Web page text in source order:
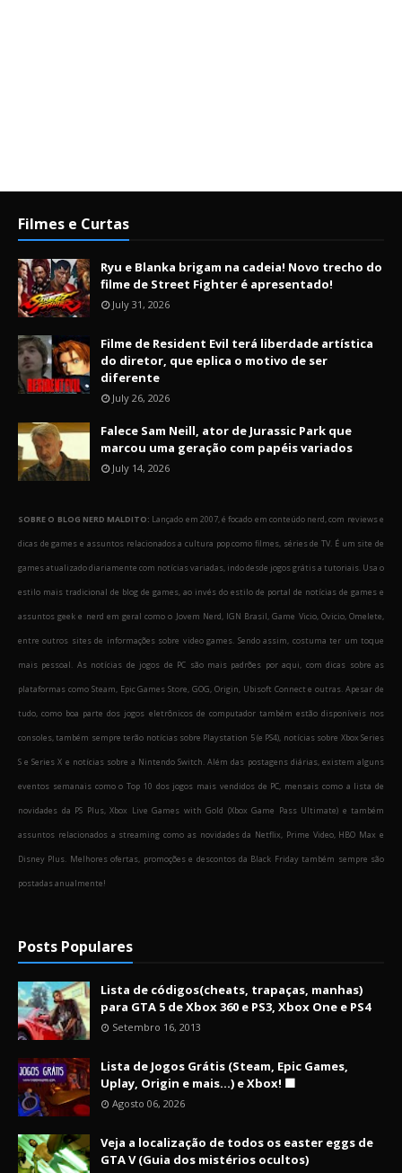
Filmes e Curtas
Ryu e Blanka brigam na cadeia! Novo trecho do
filme de Street Fighter é apresentado!
July 31, 2026
Filme de Resident Evil terá liberdade artística
do diretor, que eplica o motivo de ser
diferente
July 26, 2026
Falece Sam Neill, ator de Jurassic Park que
marcou uma geração com papéis variados
July 14, 2026
SOBRE O BLOG NERD MALDITO: Lançado em 2007, é focado em conteúdo nerd, com reviews e
dicas de games e assuntos relacionados a cultura pop como filmes, séries de TV. É um site de
games atualizado diariamente com notícias variadas, indo desde jogos grátis a tutoriais. Usa o
estilo mais tradicional de blog de games, ao invés do estilo de portal de notícias de games e
assuntos geek e nerd em geral como o Jovem Nerd, IGN Brasil, Game Vicio, Ovicio, Omelete,
entre outros sites de informações sobre video games. Sendo assim, costuma ter um toque
mais pessoal. As notícias de jogos de PC são mais padrões por aqui, com dicas sobre as
plataformas como Steam, Epic Games Store, GOG, Origin, Ubisoft Connect e outras. Apesar de
tudo, como boa parte dos jogos eletrônicos de computador também estão disponíveis nos
consoles, também sempre terão notícias sobre Playstation 5 (e PS4), notícias sobre Xbox Series
S e Series X e notícias sobre a Nintendo Switch. Além das postagens diárias, existem alguns
eventos semanais como o Top 10 dos jogos mais vendidos de PC, mensais como a lista de
novidades da PS Plus, Xbox Live Games with Gold (Xbox Game Pass Ultimate) e também
assuntos relacionados a streaming como as novidades da Netflix, Prime Video, HBO Max e
Disney Plus. Melhores ofertas, promoções e descontos da Black Friday também sempre são
postadas anualmente!
Posts Populares
Lista de códigos(cheats, trapaças, manhas)
para GTA 5 de Xbox 360 e PS3, Xbox One e PS4
Setembro 16, 2013
Lista de Jogos Grátis (Steam, Epic Games,
Uplay, Origin e mais...) e Xbox! 🟩
Agosto 06, 2026
Veja a localização de todos os easter eggs de
GTA V (Guia dos mistérios ocultos)